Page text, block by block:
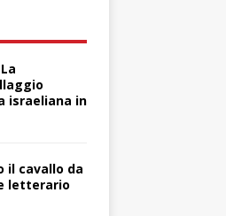
israeliana in
il cavallo da
letterario